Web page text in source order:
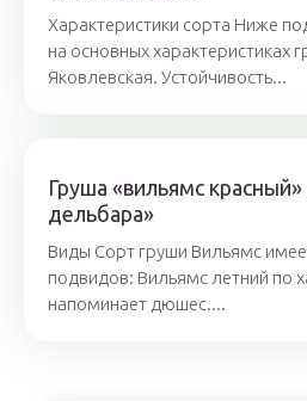
Характеристики сорта Ниже
на основных характеристиках
Яковлевская. Устойчивость...
Груша «вильямс
дельбара»
Виды Сорт груши Вильямс
подвидов: Вильямс летний по
напоминает дюшес....